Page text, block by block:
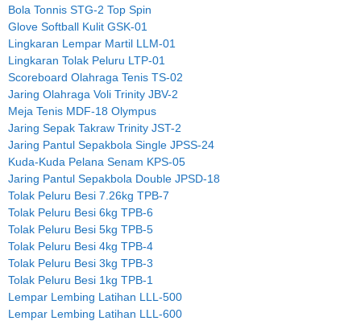
Bola Tonnis STG-2 Top Spin
Glove Softball Kulit GSK-01
Lingkaran Lempar Martil LLM-01
Lingkaran Tolak Peluru LTP-01
Scoreboard Olahraga Tenis TS-02
Jaring Olahraga Voli Trinity JBV-2
Meja Tenis MDF-18 Olympus
Jaring Sepak Takraw Trinity JST-2
Jaring Pantul Sepakbola Single JPSS-24
Kuda-Kuda Pelana Senam KPS-05
Jaring Pantul Sepakbola Double JPSD-18
Tolak Peluru Besi 7.26kg TPB-7
Tolak Peluru Besi 6kg TPB-6
Tolak Peluru Besi 5kg TPB-5
Tolak Peluru Besi 4kg TPB-4
Tolak Peluru Besi 3kg TPB-3
Tolak Peluru Besi 1kg TPB-1
Lempar Lembing Latihan LLL-500
Lempar Lembing Latihan LLL-600